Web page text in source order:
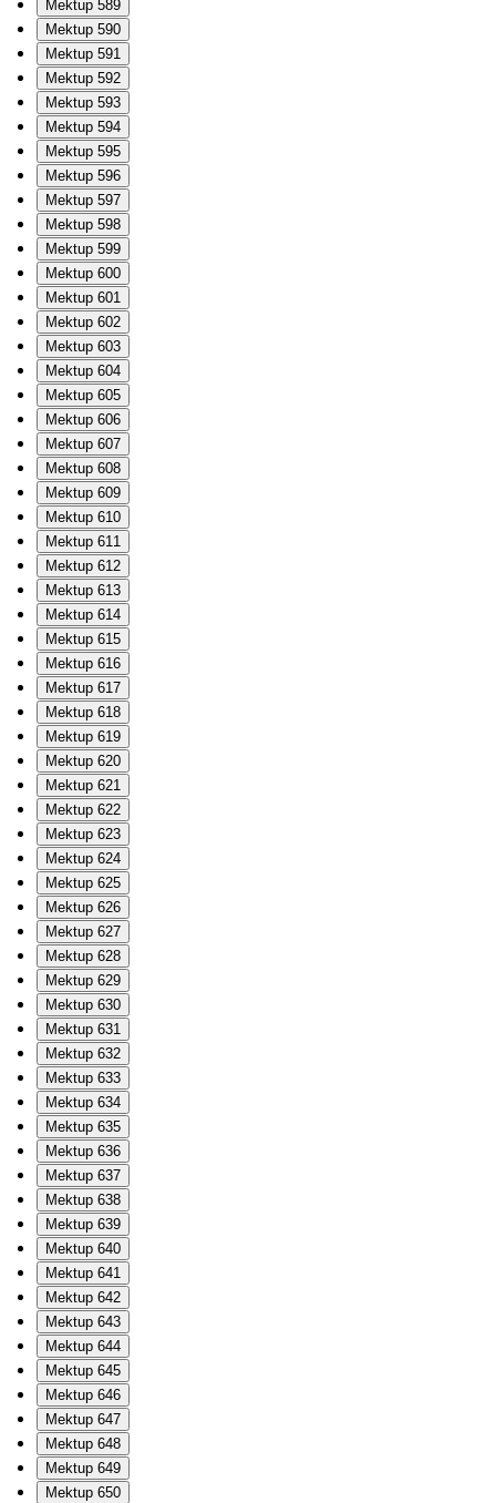
Mektup 589
Mektup 590
Mektup 591
Mektup 592
Mektup 593
Mektup 594
Mektup 595
Mektup 596
Mektup 597
Mektup 598
Mektup 599
Mektup 600
Mektup 601
Mektup 602
Mektup 603
Mektup 604
Mektup 605
Mektup 606
Mektup 607
Mektup 608
Mektup 609
Mektup 610
Mektup 611
Mektup 612
Mektup 613
Mektup 614
Mektup 615
Mektup 616
Mektup 617
Mektup 618
Mektup 619
Mektup 620
Mektup 621
Mektup 622
Mektup 623
Mektup 624
Mektup 625
Mektup 626
Mektup 627
Mektup 628
Mektup 629
Mektup 630
Mektup 631
Mektup 632
Mektup 633
Mektup 634
Mektup 635
Mektup 636
Mektup 637
Mektup 638
Mektup 639
Mektup 640
Mektup 641
Mektup 642
Mektup 643
Mektup 644
Mektup 645
Mektup 646
Mektup 647
Mektup 648
Mektup 649
Mektup 650